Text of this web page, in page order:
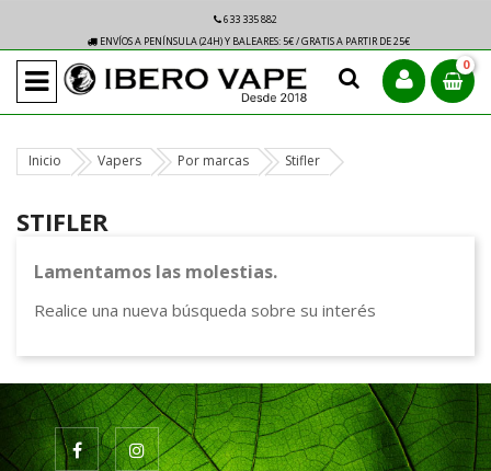
633 335 882
ENVÍOS A PENÍNSULA (24H) Y BALEARES: 5€ / GRATIS A PARTIR DE 25€
0
Inicio Vapers Por marcas Stifler
STIFLER
Lamentamos las molestias.
Realice una nueva búsqueda sobre su interés